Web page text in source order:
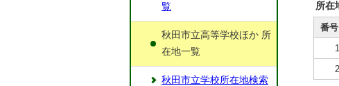
所在
番号
1
2
覧
秋田市立高等学校ほか 所
在地一覧
秋田市立学校所在地検索